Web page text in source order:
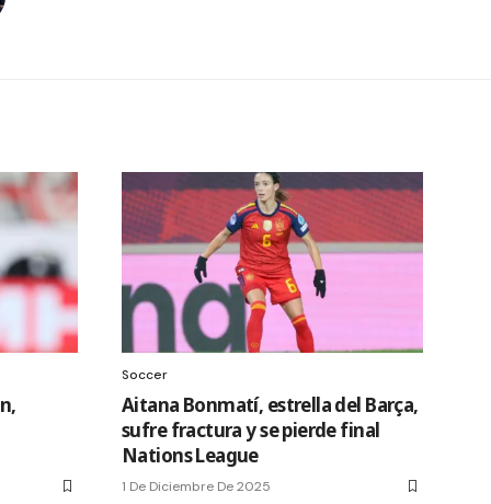
Soccer
Aitana Bonmatí, estrella del Barça,
sufre fractura y se pierde final
Nations League
1 De Diciembre De 2025